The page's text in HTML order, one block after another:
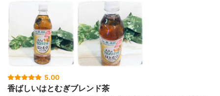
5.00
香ばしいはとむぎブレンド茶